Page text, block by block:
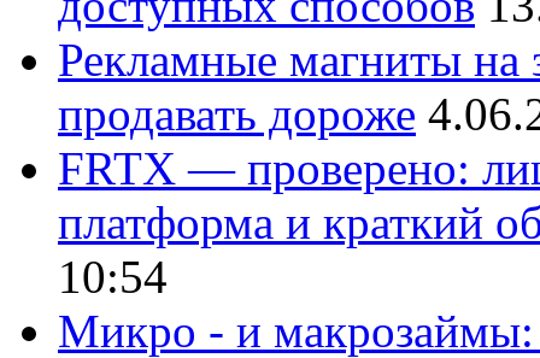
Рекламные магниты на
продавать дороже
FRTX — проверено:
платформа и краткий
10:54
Микро - и макрозаймы: